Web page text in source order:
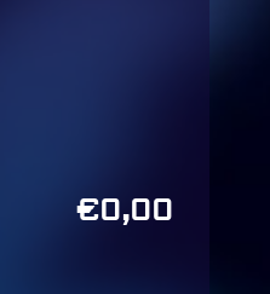
€0,00